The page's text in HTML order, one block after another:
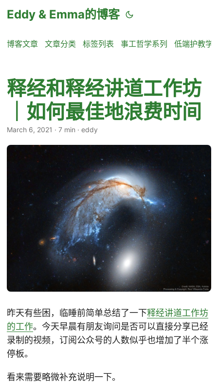
Eddy & Emma的博客
博客文章 文章分类 标签列表 事工哲学系列 低端护教学
释经和释经讲道工作坊
｜如何最佳地浪费时间
March 6, 2021 · 7 min · eddy
昨天有些困，临睡前简单总结了一下释经讲道工作坊
的工作。今天早晨有朋友询问是否可以直接分享已经
录制的视频，订阅公众号的人数似乎也增加了半个涨
停板。
看来需要略微补充说明一下。